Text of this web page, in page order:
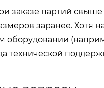
заказе партий
заранее. Хотя
оборудовании
технической